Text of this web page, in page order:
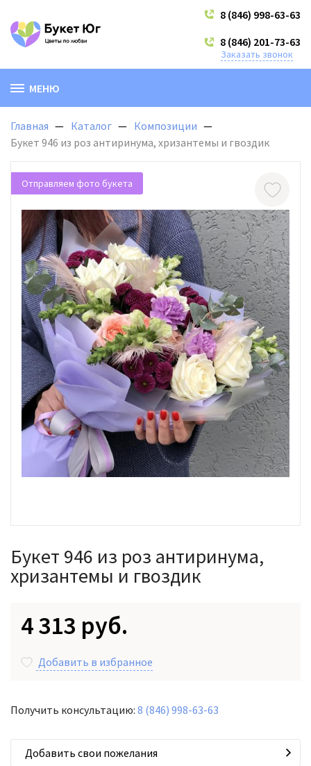
8 (846) 998-63-63
8 (846) 201-73-63
Заказать звонок
МЕНЮ
Главная Каталог
Композиции
Букет 946 из роз антиринума, хризантемы и гвоздик
Отправляем фото букета
Букет 946 из роз антиринума,
хризантемы и гвоздик
4 313 руб.
Добавить в избранное
Получить консультацию: 8 (846) 998-63-63
Добавить свои пожелания